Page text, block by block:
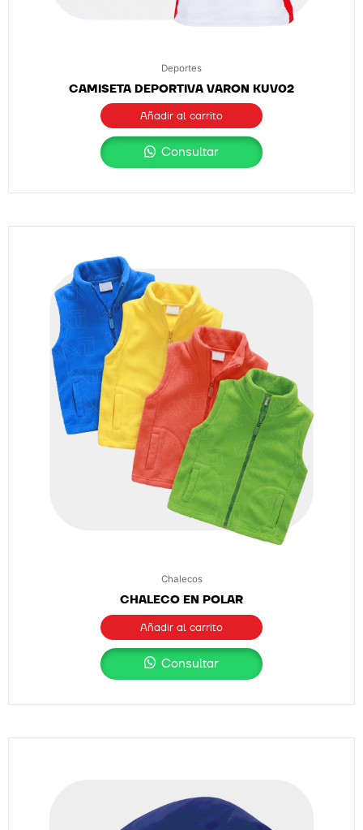
Deportes
CAMISETA DEPORTIVA VARON KUV02
Añadir al carrito
Consultar
Chalecos
CHALECO EN POLAR
Añadir al carrito
Consultar